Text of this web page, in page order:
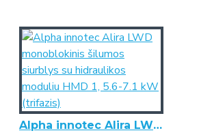
Alpha innotec Alira LWD monoblokinis šilumos siurblys su hidraulikos moduliu HMD 1, 5.6-7.1 kW (trifazis)